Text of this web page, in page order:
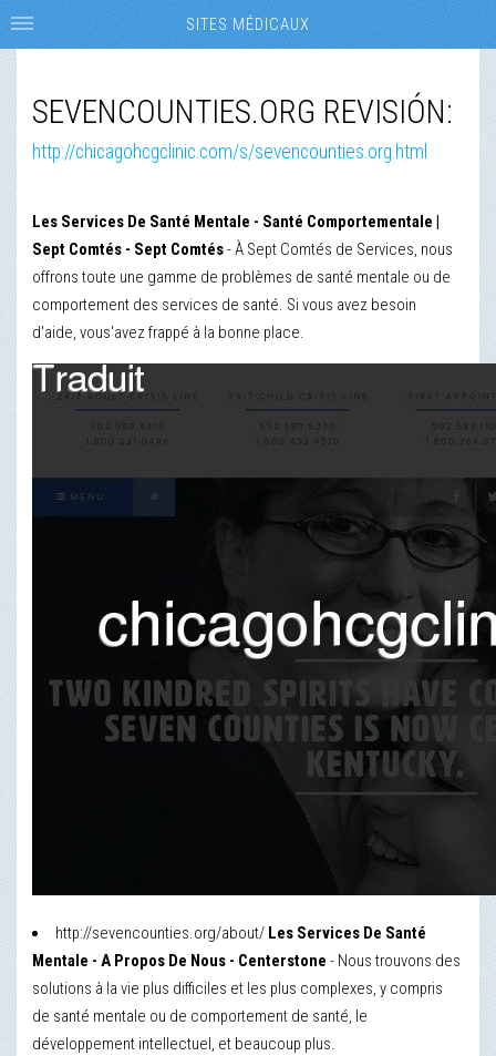
SEVENCOUNTIES.ORG REVISIÓN:
http://chicagohcgclinic.com/s/sevencounties.org.html
Les Services De Santé Mentale - Santé Comportementale |
Sept Comtés - Sept Comtés- À Sept Comtés de Services, nous
offrons toute une gamme de problèmes de santé mentale ou de
comportement des services de santé. Si vous avez besoin
d'aide, vous'avez frappé à la bonne place.
http://sevencounties.org/about/ Les Services De Santé
Mentale - A Propos De Nous - Centerstone - Nous trouvons des
solutions à la vie plus difficiles et les plus complexes, y compris
de santé mentale ou de comportement de santé, le
développement intellectuel, et beaucoup plus.
SITES MÉDICAUX